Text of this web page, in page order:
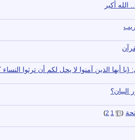
الله أكبر
أيها الذين آمنوا لا يحل لكم أن ترثوا
(
1
2
)